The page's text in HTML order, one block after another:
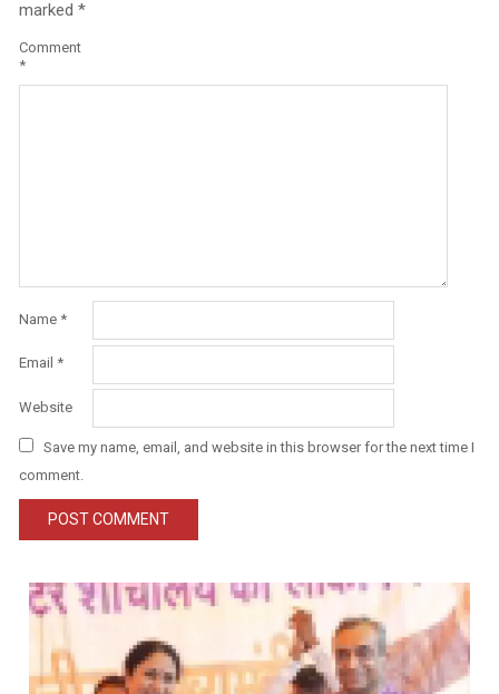
marked *
Comment
*
Name *
Email *
Website
Save my name, email, and website in this browser for the next time I
comment.